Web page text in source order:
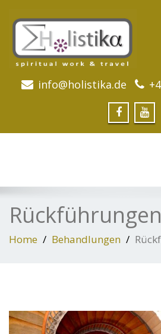
info@holistika.de
Rückführungen
Home Behandlungen